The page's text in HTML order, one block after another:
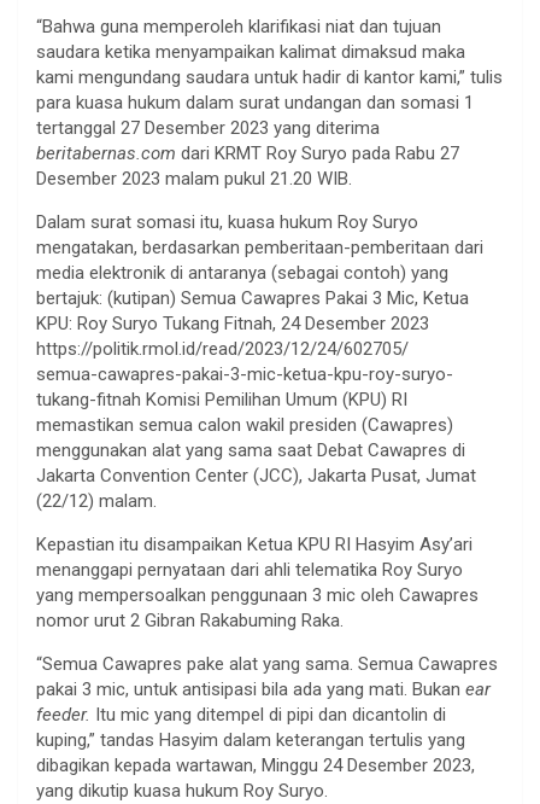
“Bahwa guna memperoleh klarifikasi niat dan tujuan
saudara ketika menyampaikan kalimat dimaksud maka
kami mengundang saudara untuk hadir di kantor kami,” tulis
para kuasa hukum dalam surat undangan dan somasi 1
tertanggal 27 Desember 2023 yang diterima
beritabernas.com dari KRMT Roy Suryo pada Rabu 27
Desember 2023 malam pukul 21.20 WIB.
Dalam surat somasi itu, kuasa hukum Roy Suryo
mengatakan, berdasarkan pemberitaan-pemberitaan dari
media elektronik di antaranya (sebagai contoh) yang
bertajuk: (kutipan) Semua Cawapres Pakai 3 Mic, Ketua
KPU: Roy Suryo Tukang Fitnah, 24 Desember 2023
https://politik.rmol.id/read/2023/12/24/602705/
semua-cawapres-pakai-3-mic-ketua-kpu-roy-suryo-
tukang-fitnah Komisi Pemilihan Umum (KPU) RI
memastikan semua calon wakil presiden (Cawapres)
menggunakan alat yang sama saat Debat Cawapres di
Jakarta Convention Center (JCC), Jakarta Pusat, Jumat
(22/12) malam.
Kepastian itu disampaikan Ketua KPU RI Hasyim Asy’ari
menanggapi pernyataan dari ahli telematika Roy Suryo
yang mempersoalkan penggunaan 3 mic oleh Cawapres
nomor urut 2 Gibran Rakabuming Raka.
“Semua Cawapres pake alat yang sama. Semua Cawapres
pakai 3 mic, untuk antisipasi bila ada yang mati. Bukan ear
feeder. Itu mic yang ditempel di pipi dan dicantolin di
kuping,” tandas Hasyim dalam keterangan tertulis yang
dibagikan kepada wartawan, Minggu 24 Desember 2023,
yang dikutip kuasa hukum Roy Suryo.